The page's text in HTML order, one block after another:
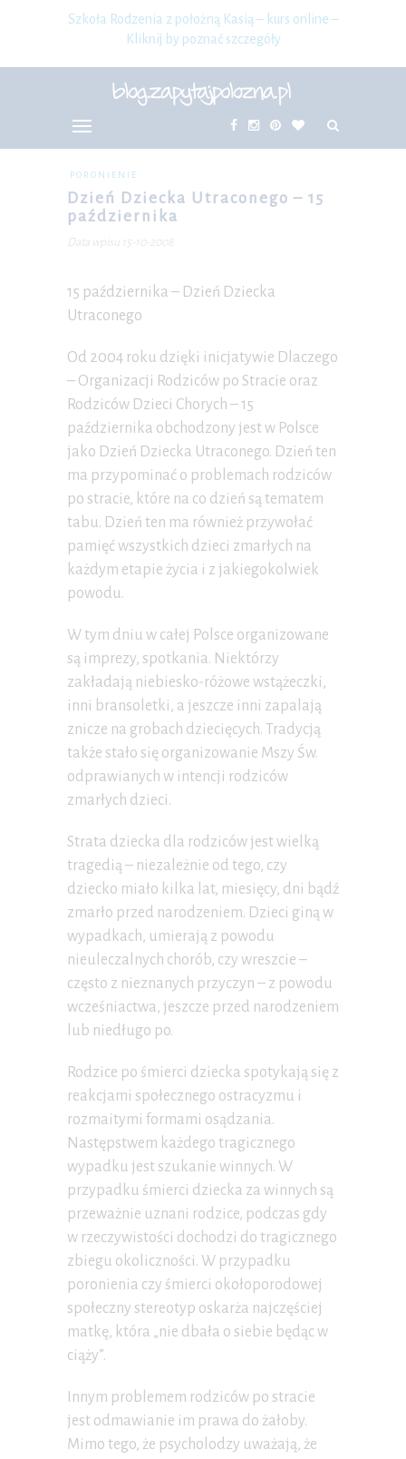
Szkoła Rodzenia z położną Kasią – kurs online –
Kliknij by poznać szczegóły
PORONIENIE
Dzień Dziecka Utraconego – 15
października
Data wpisu 15-10-2008
15 października – Dzień Dziecka
Utraconego
Od 2004 roku dzięki inicjatywie Dlaczego
– Organizacji Rodziców po Stracie oraz
Rodziców Dzieci Chorych – 15
października obchodzony jest w Polsce
jako Dzień Dziecka Utraconego. Dzień ten
ma przypominać o problemach rodziców
po stracie, które na co dzień są tematem
tabu. Dzień ten ma również przywołać
pamięć wszystkich dzieci zmarłych na
każdym etapie życia i z jakiegokolwiek
powodu.
W tym dniu w całej Polsce organizowane
są imprezy, spotkania. Niektórzy
zakładają niebiesko-różowe wstążeczki,
inni bransoletki, a jeszcze inni zapalają
znicze na grobach dziecięcych. Tradycją
także stało się organizowanie Mszy Św.
odprawianych w intencji rodziców
zmarłych dzieci.
Strata dziecka dla rodziców jest wielką
tragedią – niezależnie od tego, czy
dziecko miało kilka lat, miesięcy, dni bądź
zmarło przed narodzeniem. Dzieci giną w
wypadkach, umierają z powodu
nieuleczalnych chorób, czy wreszcie –
często z nieznanych przyczyn – z powodu
wcześniactwa, jeszcze przed narodzeniem
lub niedługo po.
Rodzice po śmierci dziecka spotykają się z
reakcjami społecznego ostracyzmu i
rozmaitymi formami osądzania.
Następstwem każdego tragicznego
wypadku jest szukanie winnych. W
przypadku śmierci dziecka za winnych są
przeważnie uznani rodzice, podczas gdy
w rzeczywistości dochodzi do tragicznego
zbiegu okoliczności. W przypadku
poronienia czy śmierci okołoporodowej
społeczny stereotyp oskarża najczęściej
matkę, która „nie dbała o siebie będąc w
ciąży”.
Innym problemem rodziców po stracie
jest odmawianie im prawa do żałoby.
Mimo tego, że psycholodzy uważają, że